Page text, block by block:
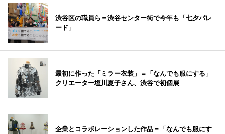
渋谷区の職員ら＝渋谷センター街で今年も「七夕パレ
ード」
最初に作った「ミラー衣装」＝「なんでも服にする」
クリエーター塩川夏子さん、渋谷で初個展
企業とコラボレーションした作品＝「なんでも服にす